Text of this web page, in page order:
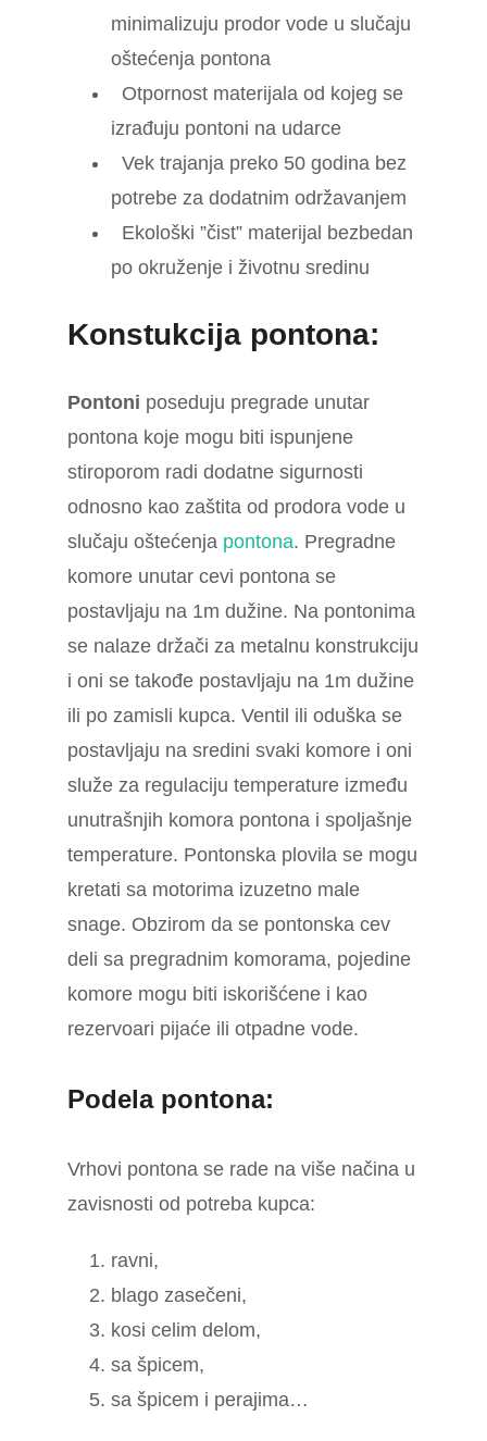
minimalizuju prodor vode u slučaju
oštećenja pontona
Otpornost materijala od kojeg se
izrađuju pontoni na udarce
Vek trajanja preko 50 godina bez
potrebe za dodatnim održavanjem
Ekološki ”čist” materijal bezbedan
po okruženje i životnu sredinu
Konstukcija pontona:
Pontoni poseduju pregrade unutar
pontona koje mogu biti ispunjene
stiroporom radi dodatne sigurnosti
odnosno kao zaštita od prodora vode u
slučaju oštećenja pontona. Pregradne
komore unutar cevi pontona se
postavljaju na 1m dužine. Na pontonima
se nalaze držači za metalnu konstrukciju
i oni se takođe postavljaju na 1m dužine
ili po zamisli kupca. Ventil ili oduška se
postavljaju na sredini svaki komore i oni
služe za regulaciju temperature između
unutrašnjih komora pontona i spoljašnje
temperature. Pontonska plovila se mogu
kretati sa motorima izuzetno male
snage. Obzirom da se pontonska cev
deli sa pregradnim komorama, pojedine
komore mogu biti iskorišćene i kao
rezervoari pijaće ili otpadne vode.
Podela pontona:
Vrhovi pontona se rade na više načina u
zavisnosti od potreba kupca:
ravni,
blago zasečeni,
kosi celim delom,
sa špicem,
sa špicem i perajima…